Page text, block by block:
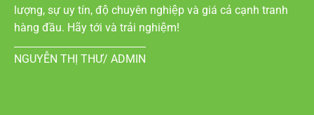
lượng, sự uy tín, độ chuyên nghiệp và giá cả cạnh tranh
hàng đầu. Hãy tới và trải nghiệm!
NGUYỄN THỊ THƯ/ ADMIN